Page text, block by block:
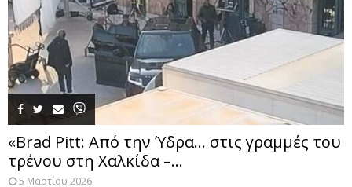
«Brad Pitt: Από την Ύδρα… στις γραμμές του
τρένου στη Χαλκίδα –...
5 Μαρτίου 2026